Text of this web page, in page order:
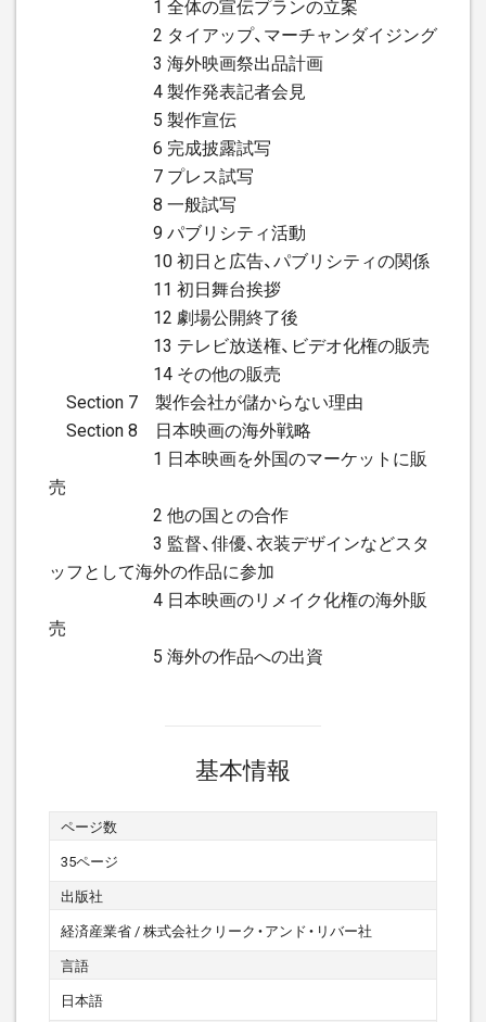
1 全体の宣伝プランの立案
2 タイアップ、マーチャンダイジング
3 海外映画祭出品計画
4 製作発表記者会見
5 製作宣伝
6 完成披露試写
7 プレス試写
8 一般試写
9 パブリシティ活動
10 初日と広告、パブリシティの関係
11 初日舞台挨拶
12 劇場公開終了後
13 テレビ放送権、ビデオ化権の販売
14 その他の販売
Section 7 製作会社が儲からない理由
Section 8 日本映画の海外戦略
1 日本映画を外国のマーケットに販
売
2 他の国との合作
3 監督、俳優、衣装デザインなどスタ
ッフとして海外の作品に参加
4 日本映画のリメイク化権の海外販
売
5 海外の作品への出資
基本情報
ページ数
35ページ
出版社
経済産業省 / 株式会社クリーク・アンド・リバー社
言語
日本語